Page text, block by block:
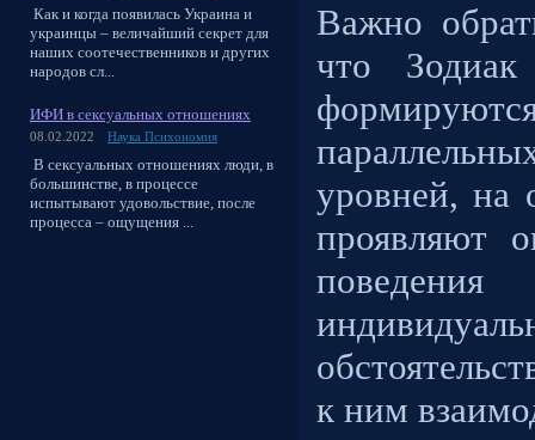
Как и когда появилась Украина и
украинцы – величайший секрет для
наших соотечественников и других
народов сл...
ИФИ в сексуальных отношениях
08.02.2022 Наука Психономия
В сексуальных отношениях люди, в
большинстве, в процессе
испытывают удовольствие, после
процесса – ощущения ...
Важно
что
уровней, на
проявляют
к ним